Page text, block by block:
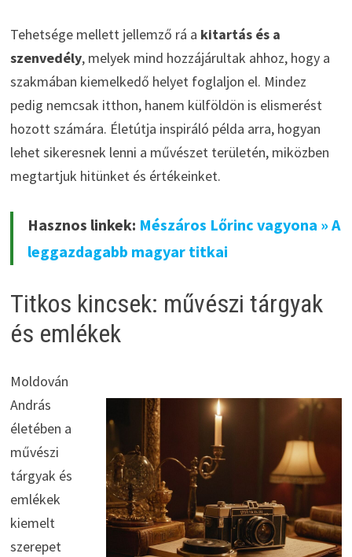
Tehetsége mellett jellemző rá a kitartás és a
szenvedély, melyek mind hozzájárultak ahhoz, hogy a
szakmában kiemelkedő helyet foglaljon el. Mindez
pedig nemcsak itthon, hanem külföldön is elismerést
hozott számára. Életútja inspiráló példa arra, hogyan
lehet sikeresnek lenni a művészet területén, miközben
megtartjuk hitünket és értékeinket.
Hasznos linkek: Mészáros Lőrinc vagyona » A
leggazdagabb magyar titkai
Titkos kincsek: művészi tárgyak
és emlékek
Moldován
András
életében a
művészi
tárgyak és
emlékek
kiemelt
szerepet